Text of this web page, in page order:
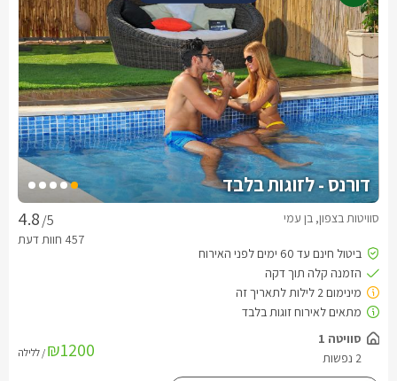
דורנס - לזוגות בלבד
/5 סוויטות בצפון, בן עמי
₪1200 / ללילה